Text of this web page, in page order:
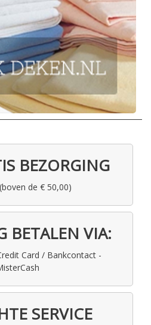
BEZORGING
(boven de € 50,00)
BETALEN VIA:
Card / Bankcontact -
SERVICE